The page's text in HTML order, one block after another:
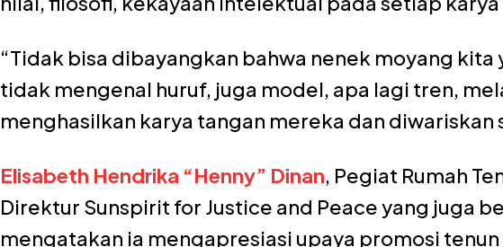
“Tidak bisa dibayangkan bahwa nenek moyang kita
tidak mengenal huruf, juga model, apa lagi tren,
menghasilkan karya tangan mereka dan diwariskan
Elisabeth Hendrika “Henny” Dinan, Pegiat Rumah
Direktur Sunspirit for Justice and Peace yang juga
mengatakan ia mengapresiasi upaya promosi